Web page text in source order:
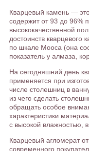
Кварцевый камень —
содержит от 93 до 96%
высококачественной
достоинств кварцевого
по шкале Мооса (она
показатель у алмаза,
На сегодняшний день
применяется при
числе столешниц в
из чего сделать
обращать особое
характеристики
с высокой влажностью,
Кварцевый агломерат
современного